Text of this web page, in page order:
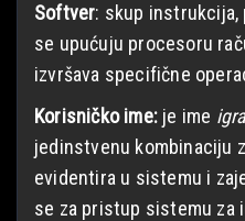
Softver: skup instrukcija,
se upućuju procesoru
izvršava specifične
Korisničko ime: je ime
jedinstvenu kombinaciju
evidentira u sistemu i
se za pristup sistemu za